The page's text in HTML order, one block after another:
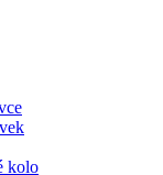
kolo